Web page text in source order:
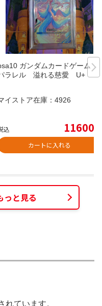
ガンダムカードゲーム
ラレル 溢れる慈愛 U+
イストア在庫： 4926
込 11600
カートに入れる
っと見る
れています。